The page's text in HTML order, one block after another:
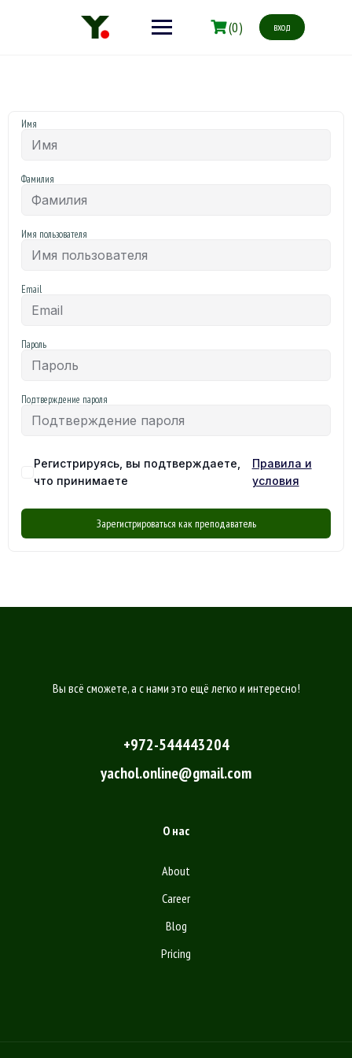
(0) вход
Имя
Фамилия
Имя пользователя
Email
Пароль
Подтверждение пароля
Регистрируясь, вы подтверждаете,
что принимаете
Правила и
условия
Зарегистрироваться как преподаватель
Вы всё сможете, а с нами это ещё легко и интересно!
+972-544443204
yachol.online@gmail.com
О нас
About
Career
Blog
Pricing